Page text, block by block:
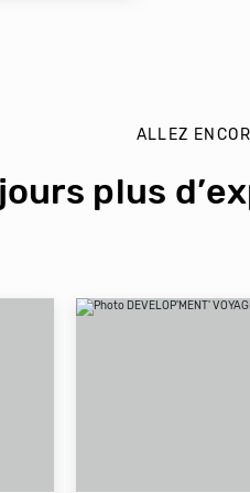
ALLEZ
plus